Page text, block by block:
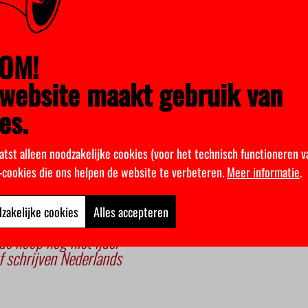
schrijver na veel naamswijzigingen nu heet, treedt op bij
daarnaast zelf voor een deel zijn werkzaamheden invullen.
en organiseerden schrijvershuisbezoeken met studenten.
VU-schrijver ooit. Hij volgt P. F. Thomése op. Daarvoor
Christine Otten, Renate Dorrestein en Marcel Möring als
hoop nog niet ijdel
Nederlands
maakt gebruik van
alleen noodzakelijke cookies (voor het technisch functioneren
die ons helpen de website te verbeteren.Meer informatie.
cookies Alles accepteren